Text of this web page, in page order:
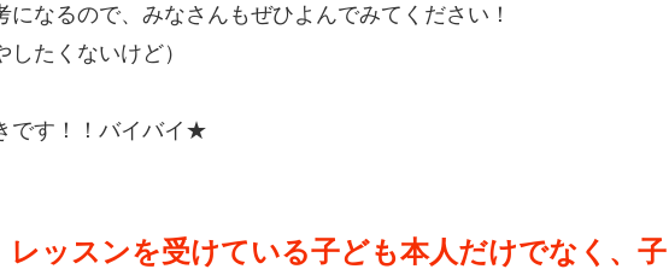
なるので、みなさんもぜひよんでみてください！
したくないけど）
です！！バイバイ★
レッスンを受けている子ども本人だけでなく、子